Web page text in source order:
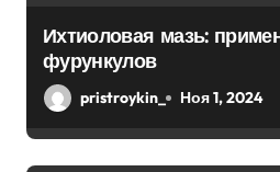
Ихтиоловая мазь:
фурункулов
pristroykin_ Ноя 1, 2024